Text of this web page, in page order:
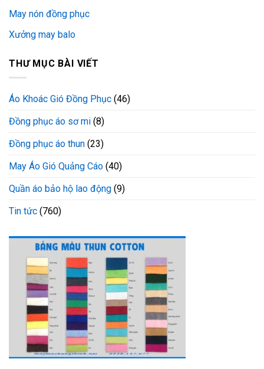
May nón đồng phục
Xưởng may balo
THƯ MỤC BÀI VIẾT
Áo Khoác Gió Đồng Phục (46)
Đồng phục áo sơ mi (8)
Đồng phục áo thun (23)
May Áo Gió Quảng Cáo (40)
Quần áo bảo hộ lao động (9)
Tin tức (760)